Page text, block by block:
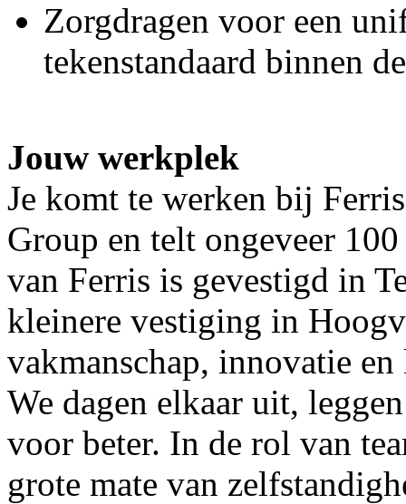
Zorgdragen voor een
tekenstandaard binnen
Jouw werkplek
Je komt te werken bij
Group en telt ongeveer
van Ferris is gevestigd in
kleinere vestiging in
vakmanschap, innovatie
We dagen elkaar uit,
voor beter. In de rol van
grote mate van